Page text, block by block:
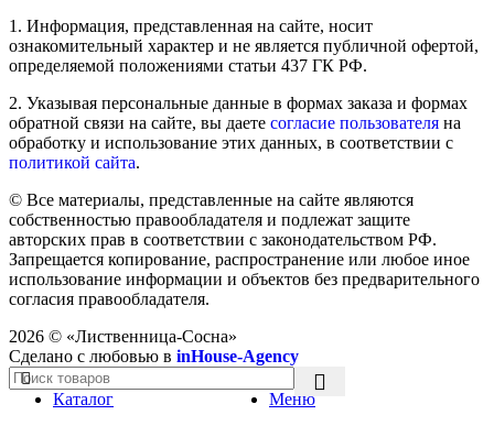
1. Информация, представленная на сайте, носит
ознакомительный характер и не является публичной офертой,
определяемой положениями статьи 437 ГК РФ.
2. Указывая персональные данные в формах заказа и формах
обратной связи на сайте, вы даете согласие пользователя на
обработку и использование этих данных, в соответствии с
политикой сайта.
© Все материалы, представленные на сайте являются
собственностью правообладателя и подлежат защите
авторских прав в соответствии с законодательством РФ.
Запрещается копирование, распространение или любое иное
использование информации и объектов без предварительного
согласия правообладателя.
2026 © «Лиственница-Сосна»
Сделано с любовью в inHouse-Agency
Меню
Каталог